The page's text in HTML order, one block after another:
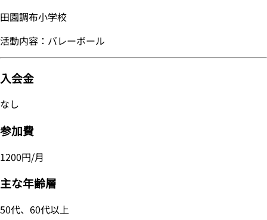
田園調布小学校
活動内容：バレーボール
入会金
なし
参加費
1200円/月
主な年齢層
50代、60代以上